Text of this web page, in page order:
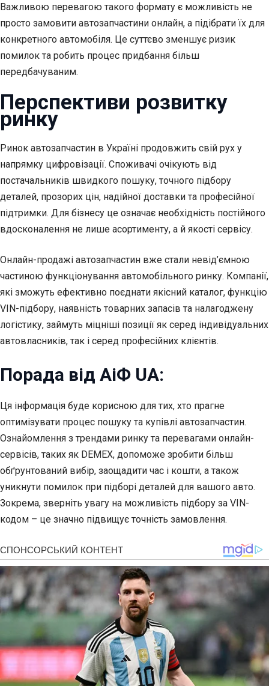
Важливою перевагою такого формату є можливість не
просто замовити автозапчастини онлайн, а підібрати їх для
конкретного автомобіля. Це суттєво зменшує ризик
помилок та робить процес придбання більш
передбачуваним.
Перспективи розвитку
ринку
Ринок автозапчастин в Україні продовжить свій рух у
напрямку цифровізації. Споживачі очікують від
постачальників швидкого пошуку, точного підбору
деталей, прозорих цін, надійної доставки та професійної
підтримки. Для бізнесу це означає необхідність постійного
вдосконалення не лише асортименту, а й якості сервісу.
Онлайн-продажі автозапчастин вже стали невід’ємною
частиною функціонування автомобільного ринку. Компанії,
які зможуть ефективно поєднати якісний каталог, функцію
VIN-підбору, наявність товарних запасів та налагоджену
логістику, займуть міцніші позиції як серед індивідуальних
автовласників, так і серед професійних клієнтів.
Порада від АіФ UA:
Ця інформація буде корисною для тих, хто прагне
оптимізувати процес пошуку та купівлі автозапчастин.
Ознайомлення з трендами ринку та перевагами онлайн-
сервісів, таких як DEMEX, допоможе зробити більш
обґрунтований вибір, заощадити час і кошти, а також
уникнути помилок при підборі деталей для вашого авто.
Зокрема, зверніть увагу на можливість підбору за VIN-
кодом – це значно підвищує точність замовлення.